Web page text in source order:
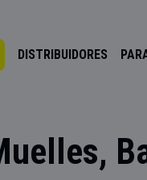
DISTRIBUIDORES